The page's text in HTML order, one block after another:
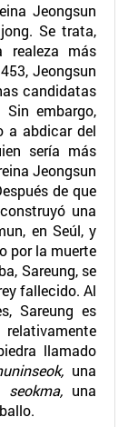
Jeongsun
Se trata,
realeza más
Jeongsun
candidatas
embargo,
a abdicar del
sería más
Jeongsun
de que
una
en Seúl, y
por la muerte
Sareung, se
fallecido. Al
Sareung es
llamado
una
seokma, una